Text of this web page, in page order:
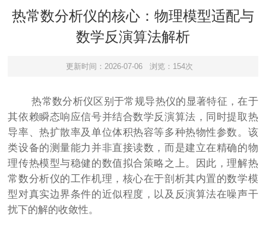
热常数分析仪的核心：物理模型适配与
数学反演算法解析
更新时间：2026-07-06 浏览：154次
热常数分析仪区别于常规导热仪的显著特征，在于
其依赖瞬态响应信号并结合数学反演算法，同时提取热
导率、热扩散率及单位体积热容等多种热物性参数。该
类设备的测量能力并非直接读数，而是建立在精确的物
理传热模型与稳健的数值拟合策略之上。因此，理解热
常数分析仪的工作机理，核心在于剖析其内置的数学模
型对真实边界条件的近似程度，以及反演算法在噪声干
扰下的解的收敛性。